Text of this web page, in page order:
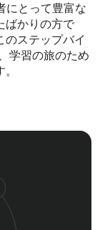
にとって豊富な
ばかりの方で
のステップバイ
学習の旅のため